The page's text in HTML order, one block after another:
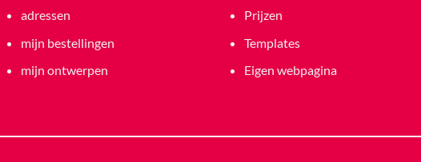
adressen
mijn bestellingen
mijn ontwerpen
Prijzen
Templates
Eigen webpagina